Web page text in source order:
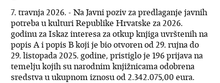
7. travnja 2026. - Na Javni poziv za predlaganje javnih
potreba u kulturi Republike Hrvatske za 2026.
godinu za Iskaz interesa za otkup knjiga uvrštenih na
popis A i popis B koji je bio otvoren od 29. rujna do
29. listopada 2025. godine, pristiglo je 196 prijava na
temelju kojih su narodnim knjižnicama odobrena
sredstva u ukupnom iznosu od 2.342.075,00 eura.